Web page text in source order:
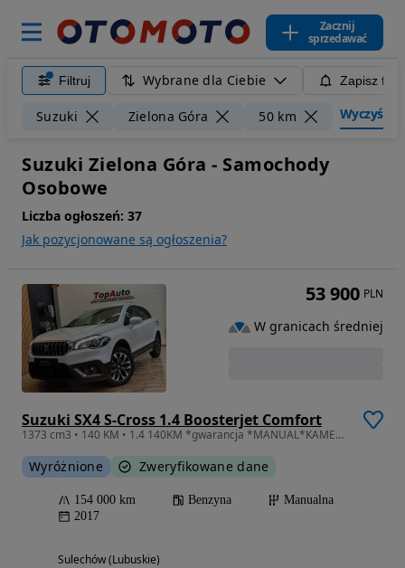
Zacznij
sprzedawać
Filtruj Wybrane dla Ciebie Zapisz
Suzuki Zielona Góra 50 km Wyczyść
Suzuki Zielona Góra - Samochody
Osobowe
Liczba ogłoszeń: 37
Jak pozycjonowane są ogłoszenia?
Suzuki SX4 S-Cross 1.4 Boosterjet Comfort
1373 cm3 • 140 KM • 1.4 140KM *gwarancja *MANUAL*KAMERA* Bezwypadkowy* NAVI *
Wyróżnione Zweryfikowane dane
154 000 km Benzyna
Manualna
2017
Sulechów (Lubuskie)
53 900 PLN
W granicach średniej